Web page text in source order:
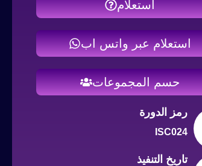
استعلام
استعلام عبر واتس اب
حسم المجموعات
رمز الدورة
ISC024
تاريخ التنفيذ